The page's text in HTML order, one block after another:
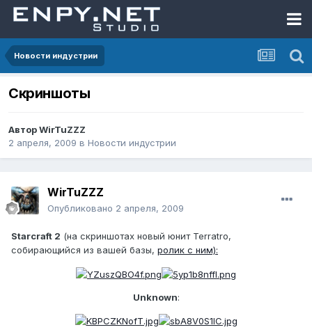
Новости индустрии
Скриншоты
АвторWirTuZZZ
2 апреля, 2009 в Новости индустрии
WirTuZZZ
Опубликовано 2 апреля, 2009
Starcraft 2 (на скриншотах новый юнит Terratro,
собирающийся из вашей базы, ролик с ним):
Unknown: